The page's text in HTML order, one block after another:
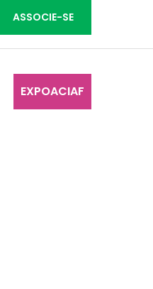
ASSOCIE-SE
EXPOACIAF